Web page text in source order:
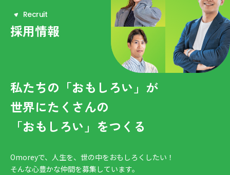
Recruit
採用情報
私たちの「おもしろい」が
世界にたくさんの
「おもしろい」をつくる
Omoreyで、人生を、世の中をおもしろくしたい！
そんな心豊かな仲間を募集しています。